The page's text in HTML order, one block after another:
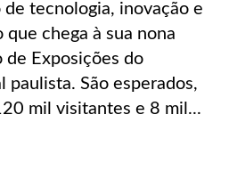
tecnologia, inovação e
chega à sua nona
de Exposições do
paulista. São esperados,
mil visitantes e 8 mil...